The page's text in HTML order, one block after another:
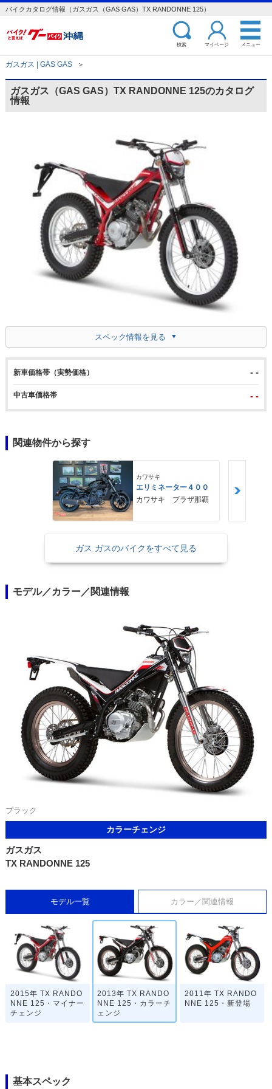
バイクカタログ情報（ガスガス（GAS GAS）TX RANDONNE 125）
検索 マイページ メニュー
ガスガス | GAS GAS ＞
ガスガス（GAS GAS）TX RANDONNE 125のカタログ
情報
スペック情報を見る
新車価格帯（実勢価格） - -
中古車価格帯 - -
関連物件から探す
カワサキ
エリミネーター４００
カワサキ プラザ那覇
ガス ガスのバイクをすべて見る
モデル／カラー／関連情報
ブラック
カラーチェンジ
ガスガス
TX RANDONNE 125
モデル一覧 カラー／関連情報
2015年 TX RANDO
NNE 125・マイナー
チェンジ
2013年 TX RANDO
NNE 125・カラーチ
ェンジ
2011年 TX RANDO
NNE 125・新登場
基本スペック